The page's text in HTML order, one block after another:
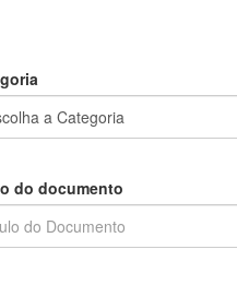
do documento